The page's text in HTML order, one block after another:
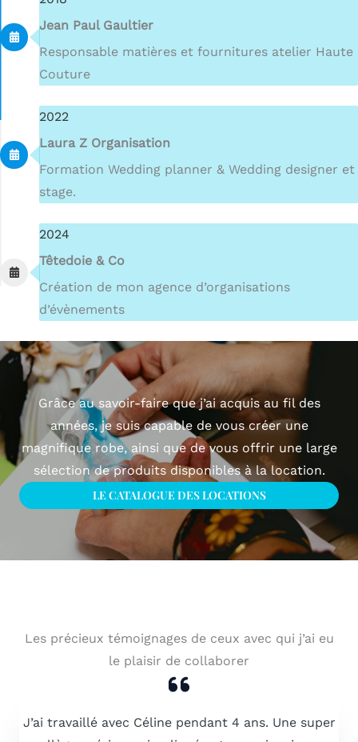
Jean Paul Gaultier
Responsable matières et fournitures atelier Haute
Couture
2022
Laura Z Organisation
Formation Wedding planner & Wedding designer et
stage.
2024
Têtedoie & Co
Création de mon agence d’organisations
d’évènements
Grâce au savoir-faire que j’ai acquis au fil des
années, je suis capable de vous créer une
magnifique robe, ainsi que de vous offrir une large
sélection de produits disponibles à la location.
LE CATALOGUE DES LOCATIONS
Les précieux témoignages de ceux avec qui j’ai eu
le plaisir de collaborer
J’ai travaillé avec Céline pendant 4 ans. Une super